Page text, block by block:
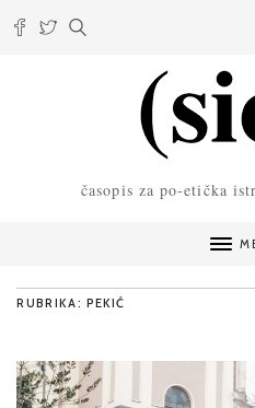
časopis za po-etička
RUBRIKA: PEKIĆ